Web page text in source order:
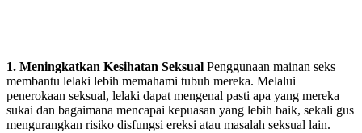
1. Meningkatkan Kesihatan Seksual Penggunaan mainan seks
membantu lelaki lebih memahami tubuh mereka. Melalui
penerokaan seksual, lelaki dapat mengenal pasti apa yang mereka
sukai dan bagaimana mencapai kepuasan yang lebih baik, sekali gus
mengurangkan risiko disfungsi ereksi atau masalah seksual lain.